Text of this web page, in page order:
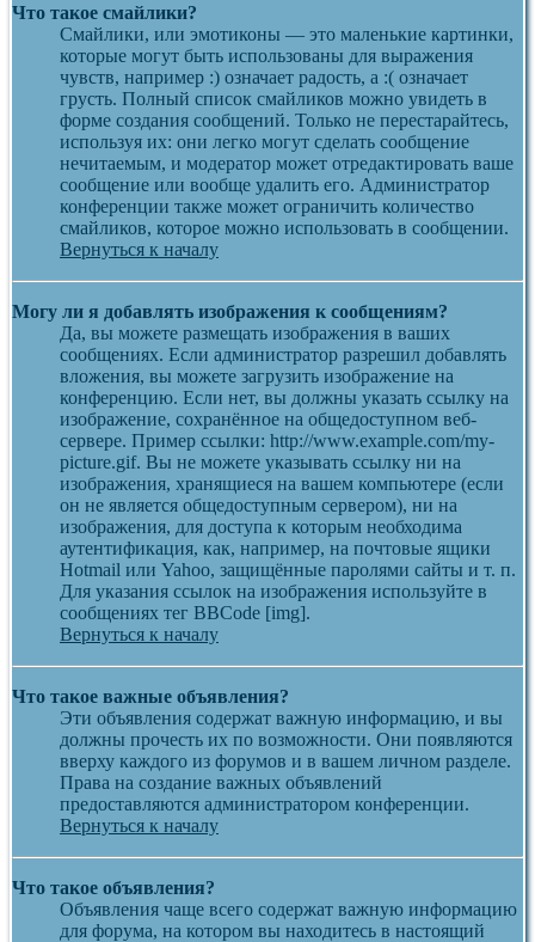
Что такое смайлики?
Смайлики, или эмотиконы — это маленькие картинки,
которые могут быть использованы для выражения
чувств, например :) означает радость, а :( означает
грусть. Полный список смайликов можно увидеть в
форме создания сообщений. Только не перестарайтесь,
используя их: они легко могут сделать сообщение
нечитаемым, и модератор может отредактировать ваше
сообщение или вообще удалить его. Администратор
конференции также может ограничить количество
смайликов, которое можно использовать в сообщении.
Вернуться к началу
Могу ли я добавлять изображения к сообщениям?
Да, вы можете размещать изображения в ваших
сообщениях. Если администратор разрешил добавлять
вложения, вы можете загрузить изображение на
конференцию. Если нет, вы должны указать ссылку на
изображение, сохранённое на общедоступном веб-
сервере. Пример ссылки: http://www.example.com/my-
picture.gif. Вы не можете указывать ссылку ни на
изображения, хранящиеся на вашем компьютере (если
он не является общедоступным сервером), ни на
изображения, для доступа к которым необходима
аутентификация, как, например, на почтовые ящики
Hotmail или Yahoo, защищённые паролями сайты и т. п.
Для указания ссылок на изображения используйте в
сообщениях тег BBCode [img].
Вернуться к началу
Что такое важные объявления?
Эти объявления содержат важную информацию, и вы
должны прочесть их по возможности. Они появляются
вверху каждого из форумов и в вашем личном разделе.
Права на создание важных объявлений
предоставляются администратором конференции.
Вернуться к началу
Что такое объявления?
Объявления чаще всего содержат важную информацию
для форума, на котором вы находитесь в настоящий